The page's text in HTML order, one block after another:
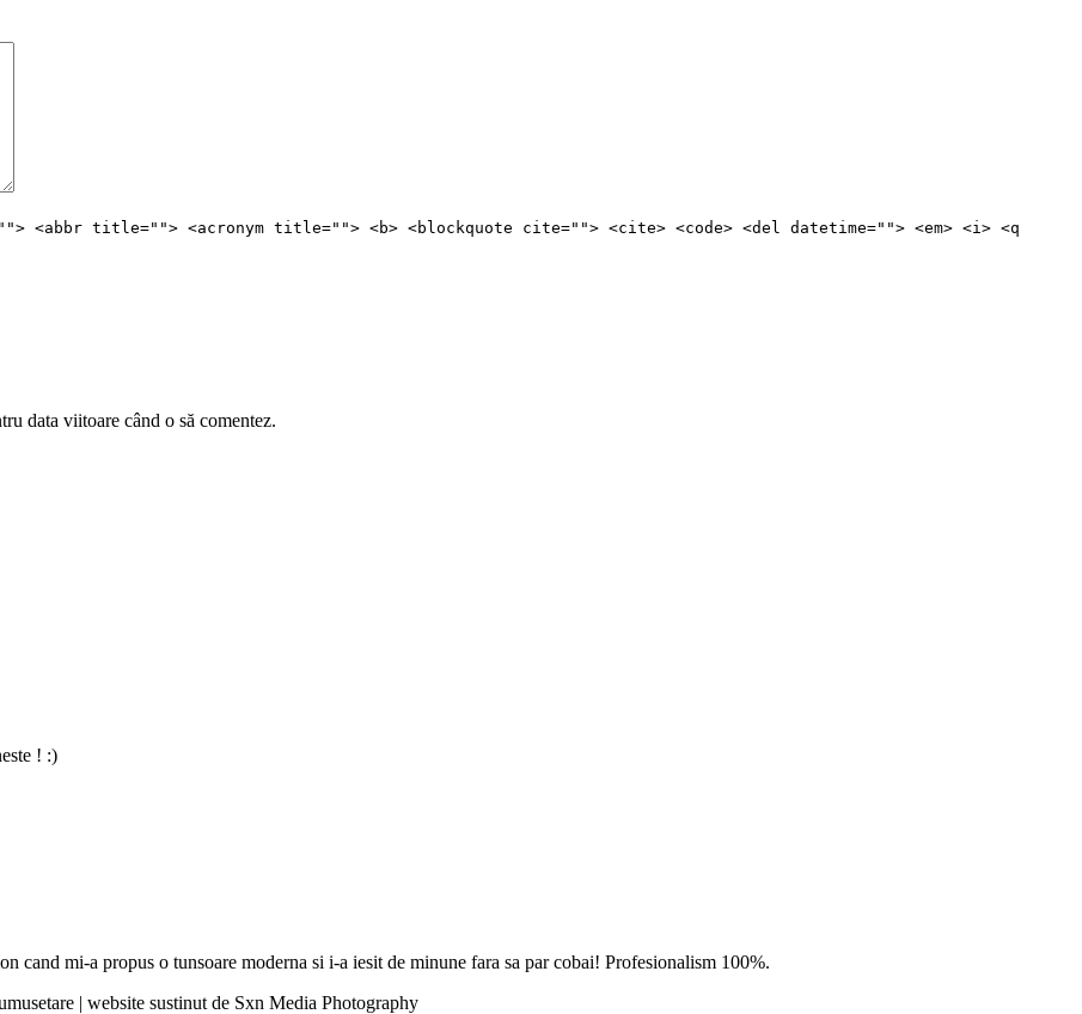
<abbr title=""> <acronym title=""> <b> <blockquote cite=""> <cite> <code> <del datetime=""> <em> <i> <q
data viitoare când o să comentez.
! :)
cand mi-a propus o tunsoare moderna si i-a iesit de minune fara sa par cobai! Profesionalism 100%.
| website sustinut de Sxn Media Photography